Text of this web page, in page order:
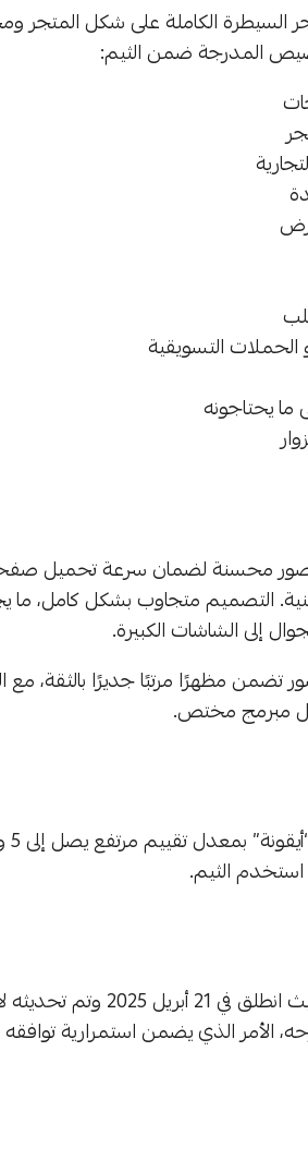
السيطرة الكاملة على شكل المتجر
المدرجة ضمن الثيم:
الحملات التسويقية
ما يحتاجونه
صور محسنة لضمان سرعة تحميل
التصميم متجاوب بشكل كامل، ما
إلى الشاشات الكبيرة.
تضمن مظهرًا مرتبًا جديرًا بالثقة، مع
مبرمج مختص.
بالنظر
من الملاحظ أن الثيم يحافظ على وتيرة جيدة من التحديثات، حيث
ما يصل إلى 30 تحديثات منذ طرحه، الأمر الذي يضمن